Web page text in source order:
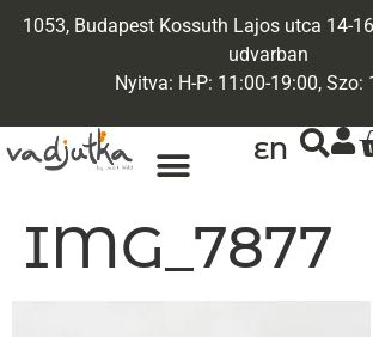
1053, Budapest Kossuth Lajos utca 14-
udvarban
Nyitva: H-P: 11:00-19:00, Szo:
EN
IMG_7877